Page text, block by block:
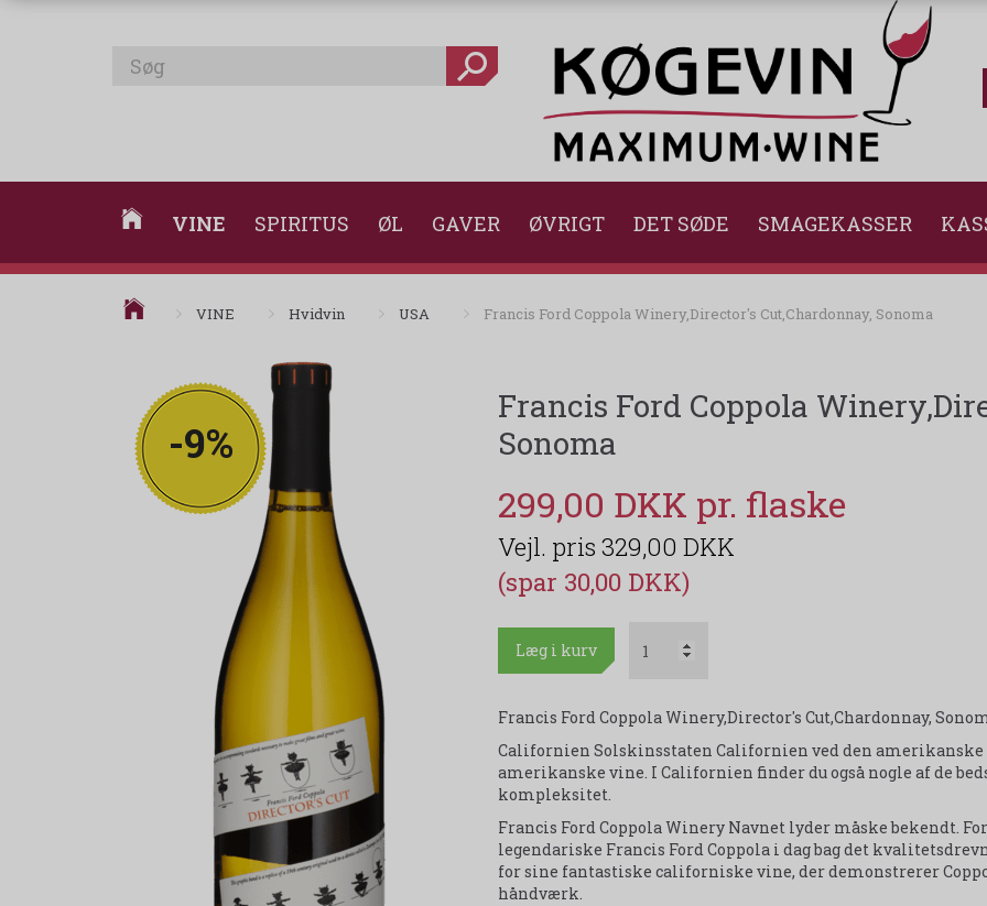
VINE SPIRITUS ØL GAVER ØVRIGT DET SØDE SMAGEKASSER
VINE Hvidvin USA Francis Ford Coppola Winery,Director's Cut,Chardonnay, Sonoma
-9%
Francis Ford Coppola
Sonoma
299,00 DKK
329,00 DKK
(spar 30,00 DKK)
Læg i kurv
Francis Ford Coppola Winery,Director's Cut,Chardonnay,
Californien Solskinsstaten Californien ved den
amerikanske vine. I Californien finder du også nogle af de
kompleksitet.
Francis Ford Coppola Winery Navnet lyder måske bekendt.
legendariske Francis Ford Coppola i dag bag det
for sine fantastiske californiske vine, der demonstrerer
håndværk.